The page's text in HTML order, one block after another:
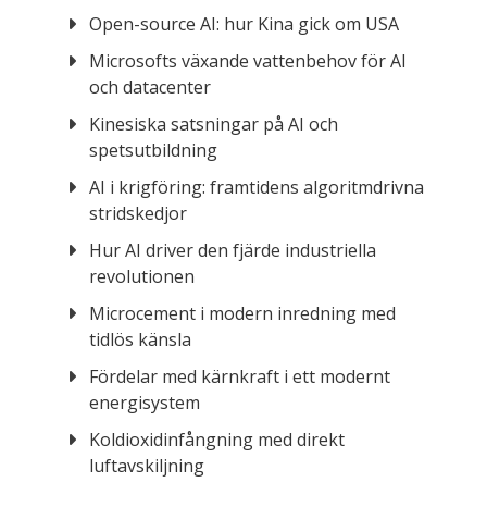
Open-source AI: hur Kina gick om USA
Microsofts växande vattenbehov för AI
och datacenter
Kinesiska satsningar på AI och
spetsutbildning
AI i krigföring: framtidens algoritmdrivna
stridskedjor
Hur AI driver den fjärde industriella
revolutionen
Microcement i modern inredning med
tidlös känsla
Fördelar med kärnkraft i ett modernt
energisystem
Koldioxidinfångning med direkt
luftavskiljning